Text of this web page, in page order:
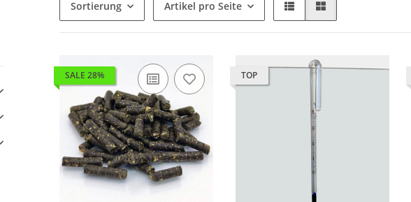
Sortierung Artikel pro Seite
SALE 28% TOP